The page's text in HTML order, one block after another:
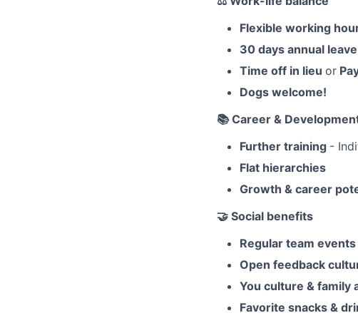
Flexible working
30 days annual leave
Time off in lieu or
Dogs welcome!
📚Career &
Further training -
Flat hierarchies
Growth & career
🤝 Social benefits
Regular team events
Open feedback
You culture & family
Favorite snacks &